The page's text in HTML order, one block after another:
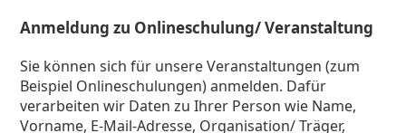
Anmeldung zu Onlineschulung/ Veranstaltung
Sie können sich für unsere Veranstaltungen (zum
Beispiel Onlineschulungen) anmelden. Dafür
verarbeiten wir Daten zu Ihrer Person wie Name,
Vorname, E-Mail-Adresse, Organisation/ Träger,